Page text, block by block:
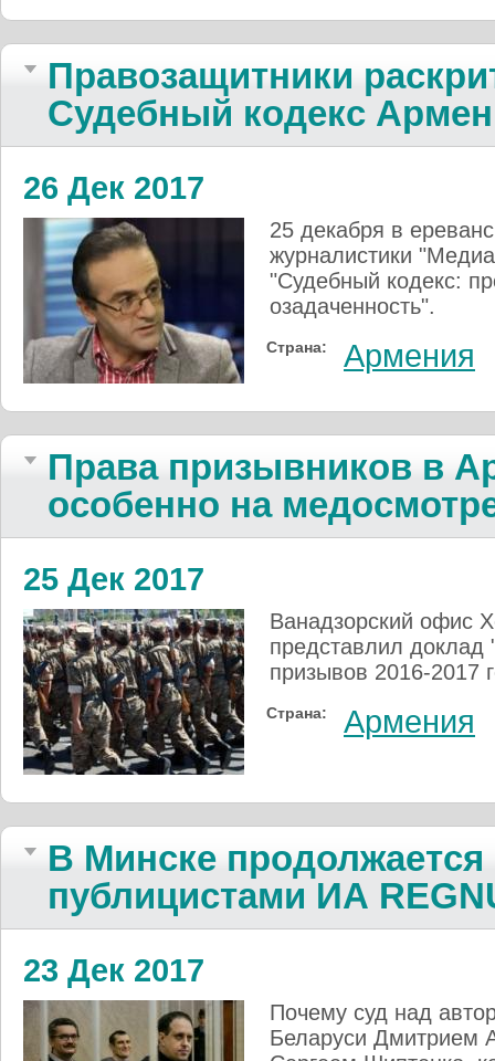
Правозащитники
Судебный кодекс
26 Дек 2017
25 декабря в
журналистики
"Судебный кодекс:
озадаченность".
Страна: Армения
Права призывников в
особенно на
25 Дек 2017
Ванадзорский офис
представлил
призывов 2016-2017
Страна: Армения
В Минске продолжается
публицистами ИА
23 Дек 2017
Почему суд над
Беларуси